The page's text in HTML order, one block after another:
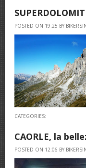
POSTED ON 19:25 BY
CATEGORIES:
CAORLE, la
POSTED ON 12:06 BY